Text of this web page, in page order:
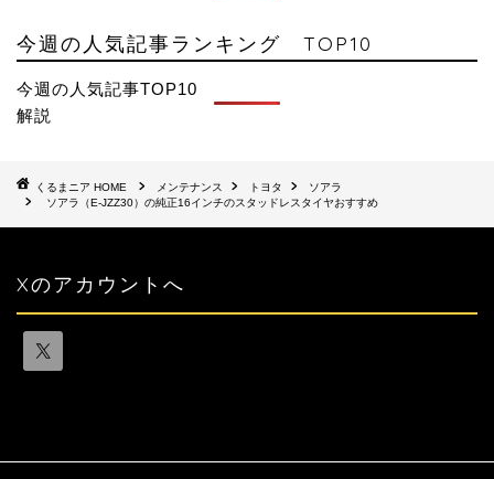
今週の人気記事ランキング TOP10
今週の人気記事TOP10
解説
HOME メンテナンス トヨタ
ソアラ
ソアラ（E-JZZ30）の純正16インチのスタッドレスタイヤおすすめ
Xのアカウントへ